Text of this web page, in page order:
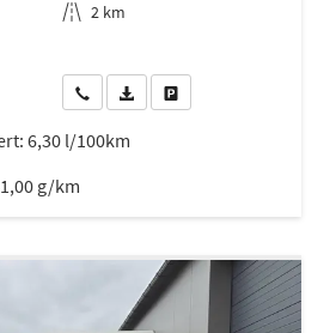
Kilometerstand 2 km
Wir rufen Sie anPDF-Datei, Fahrzeugexposé
6,30 l/100km
g/km